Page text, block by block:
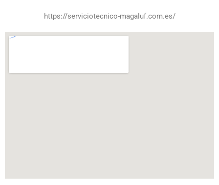
https://serviciotecnico-magaluf.com.es/